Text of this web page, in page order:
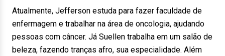
Atualmente, Jefferson estuda para fazer faculdade de
enfermagem e trabalhar na área de oncologia, ajudando
pessoas com câncer. Já Suellen trabalha em um salão de
beleza, fazendo tranças afro, sua especialidade. Além